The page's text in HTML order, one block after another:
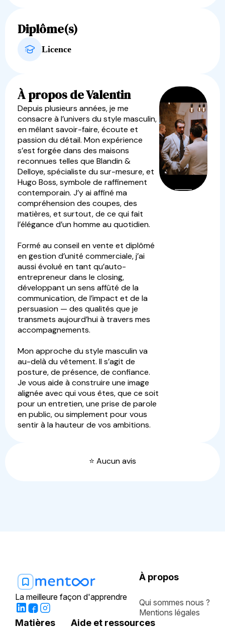
Diplôme(s)
Licence
À propos de Valentin
Depuis plusieurs années, je me
consacre à l’univers du style masculin,
en mêlant savoir-faire, écoute et
passion du détail. Mon expérience
s’est forgée dans des maisons
reconnues telles que Blandin &
Delloye, spécialiste du sur-mesure, et
Hugo Boss, symbole de raffinement
contemporain. J’y ai affiné ma
compréhension des coupes, des
matières, et surtout, de ce qui fait
l’élégance d’un homme au quotidien.
Formé au conseil en vente et diplômé
en gestion d’unité commerciale, j’ai
aussi évolué en tant qu’auto-
entrepreneur dans le closing,
développant un sens affûté de la
communication, de l’impact et de la
persuasion — des qualités que je
transmets aujourd’hui à travers mes
accompagnements.
Mon approche du style masculin va
au-delà du vêtement. Il s’agit de
posture, de présence, de confiance.
Je vous aide à construire une image
alignée avec qui vous êtes, que ce soit
pour un entretien, une prise de parole
en public, ou simplement pour vous
sentir à la hauteur de vos ambitions.
⭐️ Aucun avis
La meilleure façon d'apprendre
À propos
Qui sommes nous ?
Mentions légales
Matières Aide et ressources